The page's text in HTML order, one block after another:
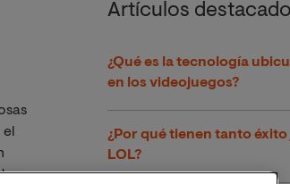
el
Artículos
¿Qué es la tecnología
en los videojuegos?
¿Por qué tienen tanto
LOL?